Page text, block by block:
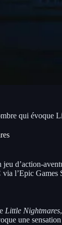
qui évoque
jeu d’action-
via l’Epic Games
Little Nightmares
une